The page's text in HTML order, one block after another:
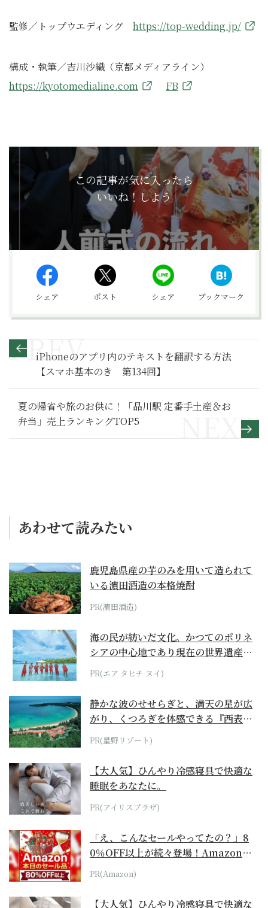
監修／トップウエディング https://top-wedding.jp/
構成・執筆／吉川沙織（京都メディアライン）
https://kyotomedialine.com
FB
この記事が気に入ったら
いいね！しよう
シェア ポスト シェア ブックマーク
iPhoneのアプリ内のテキストを翻訳する方法
【スマホ基本のき 第134回】
夏の帰省や旅のお供に！「品川駅 定番手土産＆お
弁当」売上ランキングTOP5
あわせて読みたい
鹿児島県産の芋のみを用いて造られて
いる濵田酒造の本格焼酎
PR(濵田酒造)
海の民が紡いだ文化。かつてのポリネ
シアの中心地であり現在の世界遺産か
らみえてくる...
PR(エア タヒチ ヌイ)
静かな波のせせらぎと、満天の星が広
がり、くつろぎを体感できる『西表島
ホテル by...
PR(星野リゾート)
【大人気】ひんやり冷感寝具で快適な
睡眠をあなたに。
PR(アイリスプラザ)
「え、こんなセールやってたの？」8
0％OFF以上が続々登場！Amazonの
本気が...
PR(Amazon)
【大人気】ひんやり冷感寝具で快適な